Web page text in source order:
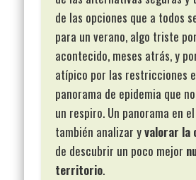
de las opciones que a todos
para un verano, algo triste
acontecido, meses atrás, y
atípico por las restricciones
panorama de epidemia que
un respiro. Un panorama en
también analizar yvalorar la
de descubrir un poco mejor
territorio.